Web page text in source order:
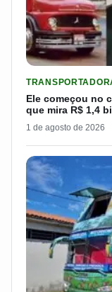
Ele começou no
que mira R$ 1,4
1 de agosto de 2026